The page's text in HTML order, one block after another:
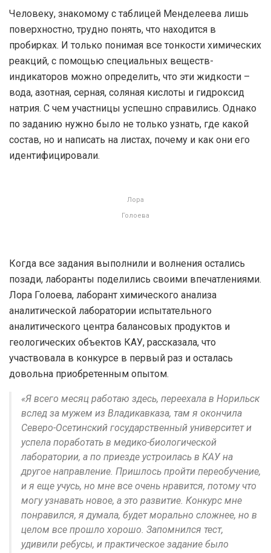
Человеку, знакомому с таблицей Менделеева лишь
поверхностно, трудно понять, что находится в
пробирках. И только понимая все тонкости химических
реакций, с помощью специальных веществ-
индикаторов можно определить, что эти жидкости –
вода, азотная, серная, соляная кислоты и гидроксид
натрия. С чем участницы успешно справились. Однако
по заданию нужно было не только узнать, где какой
состав, но и написать на листах, почему и как они его
идентифицировали.
Лора
Голоева
Когда все задания выполнили и волнения остались
позади, лаборанты поделились своими впечатлениями.
Лора Голоева, лаборант химического анализа
аналитической лаборатории испытательного
аналитического центра балансовых продуктов и
геологических объектов КАУ, рассказала, что
участвовала в конкурсе в первый раз и осталась
довольна приобретенным опытом.
«Я всего месяц работаю здесь, переехала в Норильск
вслед за мужем из Владикавказа, там я окончила
Северо-Осетинский государственный университет и
успела поработать в медико-биологической
лаборатории, а по приезде устроилась в КАУ на
другое направление. Пришлось пройти переобучение,
и я еще учусь, но мне все очень нравится, потому что
могу узнавать новое, а это развитие. Конкурс мне
понравился, я думала, будет морально сложнее, но в
целом все прошло хорошо. Запомнился тест,
удивили ребусы, и практическое задание было